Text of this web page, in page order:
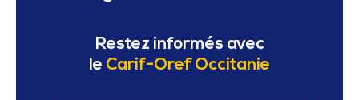
Restez informés avec
le Carif-Oref Occitanie